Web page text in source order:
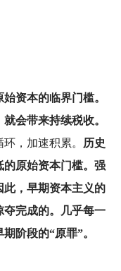
资本的临界门槛。
会带来持续税收。
，加速积累。
历史
原始资本门槛。强
，早期资本主义的
夺完成的。几乎每一
阶段的“原罪”。